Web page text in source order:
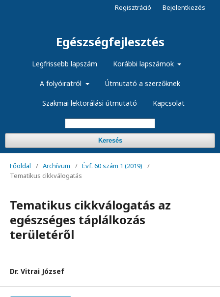
Egészségfejlesztés
Legfrissebb lapszám Korábbi lapszámok
A folyóiratról Útmutató a szerzőknek
Szakmai lektorálási útmutató Kapcsolat
Keresés
Regisztráció Bejelentkezés
Főoldal / Archívum / Évf. 60 szám 1 (2019)
/
Tematikus cikkválogatás
Tematikus cikkválogatás az
egészséges táplálkozás
területéről
Dr. Vitrai József